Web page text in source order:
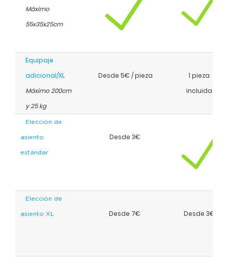
Máximo
55x35x25cm
Equipaje
adicional/XL
Máximo 200cm
y 25 kg
Desde 5€ / pieza
1 pieza
incluida
Elección de
asiento
estándar
Desde 3€
Elección de
asiento XL Desde 7€ Desde 3€